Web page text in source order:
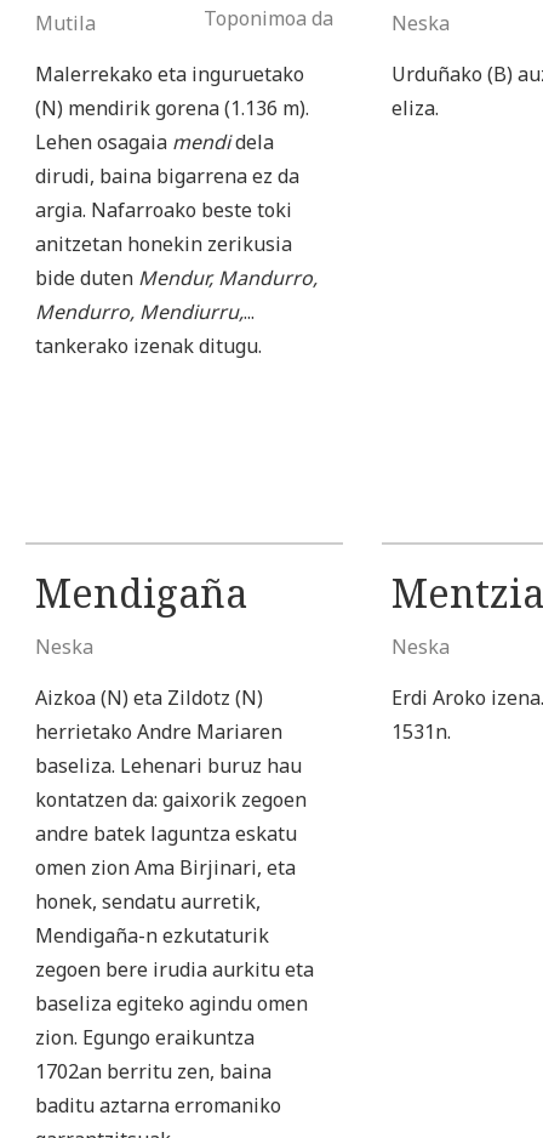
Mutila Toponimoa da
Malerrekako eta inguruetako
(N) mendirik gorena (1.136 m).
Lehen osagaia mendidela
dirudi, baina bigarrena ez da
argia. Nafarroako beste toki
anitzetan honekin zerikusia
bide duten Mendur, Mandurro,
Mendurro, Mendiurru,...
tankerako izenak ditugu.
Neska
Urduñako (B)
eliza.
Mendigaña
Neska
Aizkoa (N) eta Zildotz (N)
herrietako Andre Mariaren
baseliza. Lehenari buruz hau
kontatzen da: gaixorik zegoen
andre batek laguntza eskatu
omen zion Ama Birjinari, eta
honek, sendatu aurretik,
Mendigaña-n ezkutaturik
zegoen bere irudia aurkitu eta
baseliza egiteko agindu omen
zion. Egungo eraikuntza
1702an berritu zen, baina
baditu aztarna erromaniko
Neska
Erdi Aroko
1531n.